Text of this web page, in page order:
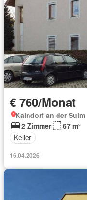
€ 760/Monat
Kaindorf an der Sulm
2 Zimmer
67 m²
Keller
16.04.2026